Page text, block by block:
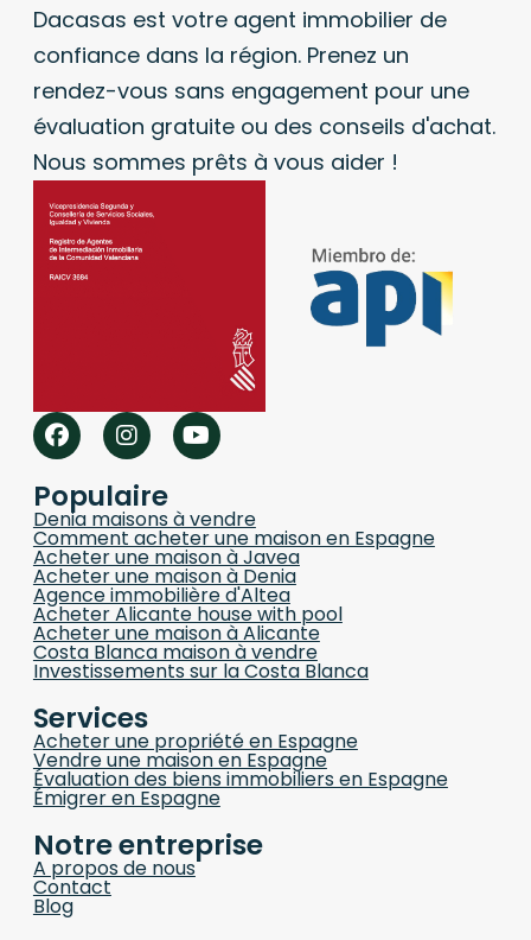
Dacasas est votre agent immobilier de
confiance dans la région. Prenez un
rendez-vous sans engagement pour une
évaluation gratuite ou des conseils d'achat.
Nous sommes prêts à vous aider !
Populaire
Denia maisons à vendre
Comment acheter une maison en Espagne
Acheter une maison à Javea
Acheter une maison à Denia
Agence immobilière d'Altea
Acheter Alicante house with pool
Acheter une maison à Alicante
Costa Blanca maison à vendre
Investissements sur la Costa Blanca
Services
Acheter une propriété en Espagne
Vendre une maison en Espagne
Évaluation des biens immobiliers en Espagne
Émigrer en Espagne
Notre entreprise
A propos de nous
Contact
Blog